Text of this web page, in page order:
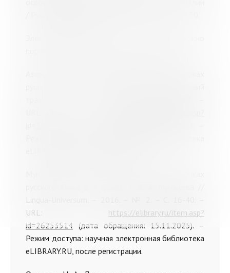
URL: https://elibrary.ru/item.asp?
id=26253514 (дата обращения: 15.11.2025). –
Режим доступа: научная электронная библиотека
eLIBRARY.RU, после регистрации.